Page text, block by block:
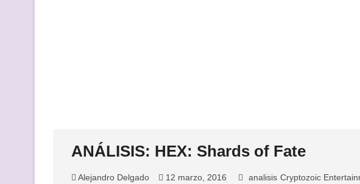
ANÁLISIS: HEX: Shards of Fate
Alejandro Delgado 12 marzo, 2016 analisis Cryptozoic